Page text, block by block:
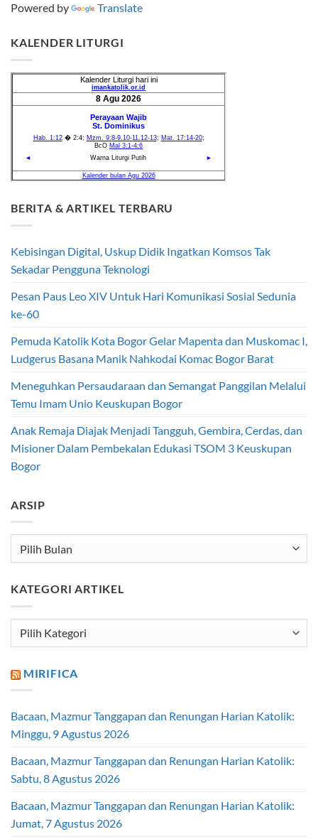
Powered by Translate
KALENDER LITURGI
BERITA & ARTIKEL TERBARU
Kebisingan Digital, Uskup Didik Ingatkan Komsos Tak
Sekadar Pengguna Teknologi
Pesan Paus Leo XIV Untuk Hari Komunikasi Sosial Sedunia
ke-60
Pemuda Katolik Kota Bogor Gelar Mapenta dan Muskomac I,
Ludgerus Basana Manik Nahkodai Komac Bogor Barat
Meneguhkan Persaudaraan dan Semangat Panggilan Melalui
Temu Imam Unio Keuskupan Bogor
Anak Remaja Diajak Menjadi Tangguh, Gembira, Cerdas, dan
Misioner Dalam Pembekalan Edukasi TSOM 3 Keuskupan
Bogor
ARSIP
KATEGORI ARTIKEL
Kategori
MIRIFICA
Bacaan, Mazmur Tanggapan dan Renungan Harian Katolik:
Minggu, 9 Agustus 2026
Bacaan, Mazmur Tanggapan dan Renungan Harian Katolik:
Sabtu, 8 Agustus 2026
Bacaan, Mazmur Tanggapan dan Renungan Harian Katolik:
Jumat, 7 Agustus 2026